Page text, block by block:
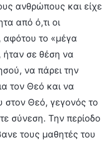
ανθρώπους και είχε
από ό,τι οι
αφότου το «μέγα
σε θέση να
να πάρει την
τον Θεό και να
στον Θεό, γεγονός το
σύνεση. Την περίοδο
τους μαθητές του